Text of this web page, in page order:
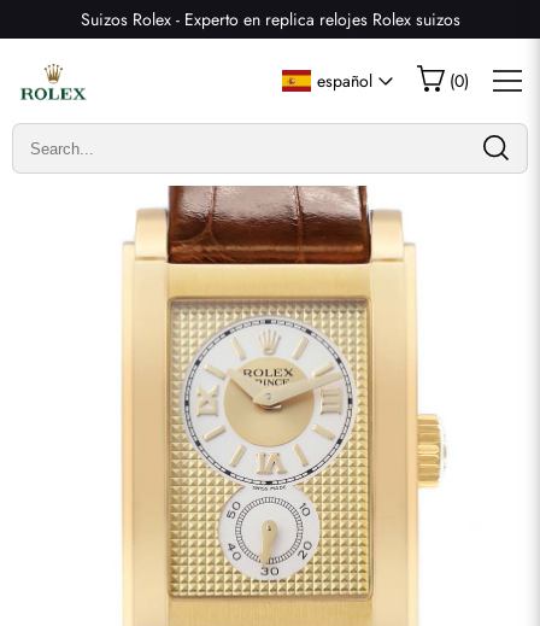
Suizos Rolex - Experto en replica relojes Rolex suizos
español (0)
Escribir una reseña
Solo los clientes que hayan comprado este artículo pueden
dejar una reseña.